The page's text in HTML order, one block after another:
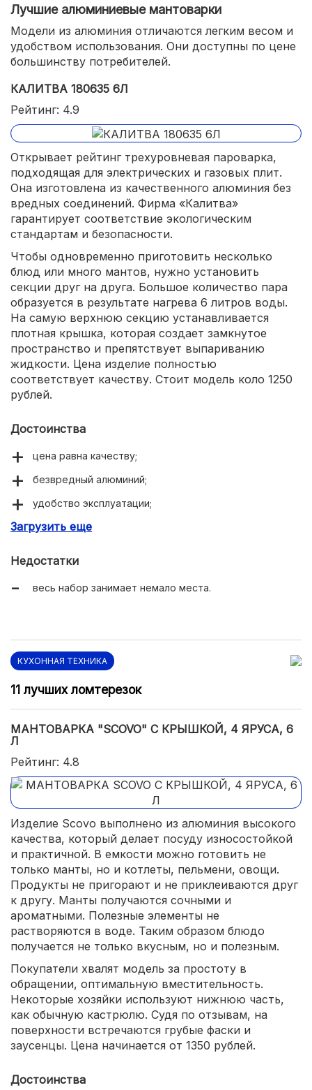
Лучшие алюминиевые мантоварки
Модели из алюминия отличаются легким весом и
удобством использования. Они доступны по цене
большинству потребителей.
КАЛИТВА 180635 6Л
Рейтинг: 4.9
Открывает рейтинг трехуровневая пароварка,
подходящая для электрических и газовых плит.
Она изготовлена из качественного алюминия без
вредных соединений. Фирма «Калитва»
гарантирует соответствие экологическим
стандартам и безопасности.
Чтобы одновременно приготовить несколько
блюд или много мантов, нужно установить
секции друг на друга. Большое количество пара
образуется в результате нагрева 6 литров воды.
На самую верхнюю секцию устанавливается
плотная крышка, которая создает замкнутое
пространство и препятствует выпариванию
жидкости. Цена изделие полностью
соответствует качеству. Стоит модель коло 1250
рублей.
Достоинства
цена равна качеству;
безвредный алюминий;
удобство эксплуатации;
легкая по весу.
Загрузить еще
Недостатки
весь набор занимает немало места.
КУХОННАЯ ТЕХНИКА
11 лучших ломтерезок
МАНТОВАРКА "SCOVO" С КРЫШКОЙ, 4 ЯРУСА, 6
Л
Рейтинг: 4.8
Изделие Scovo выполнено из алюминия высокого
качества, который делает посуду износостойкой
и практичной. В емкости можно готовить не
только манты, но и котлеты, пельмени, овощи.
Продукты не пригорают и не приклеиваются друг
к другу. Манты получаются сочными и
ароматными. Полезные элементы не
растворяются в воде. Таким образом блюдо
получается не только вкусным, но и полезным.
Покупатели хвалят модель за простоту в
обращении, оптимальную вместительность.
Некоторые хозяйки используют нижнюю часть,
как обычную кастрюлю. Судя по отзывам, на
поверхности встречаются грубые фаски и
заусенцы. Цена начинается от 1350 рублей.
Достоинства